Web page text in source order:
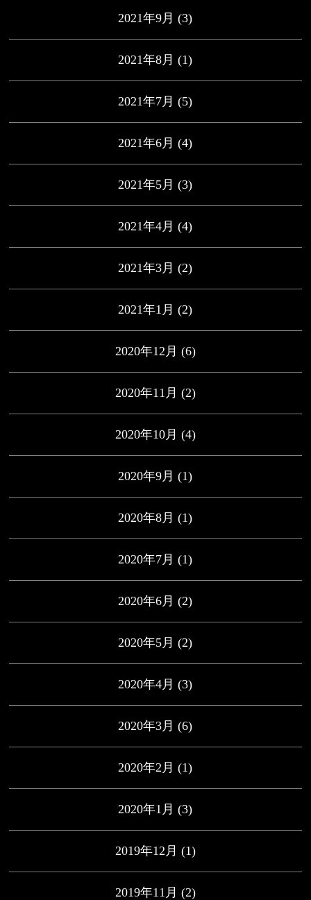
2021年9月 (3)
2021年8月 (1)
2021年7月 (5)
2021年6月 (4)
2021年5月 (3)
2021年4月 (4)
2021年3月 (2)
2021年1月 (2)
2020年12月 (6)
2020年11月 (2)
2020年10月 (4)
2020年9月 (1)
2020年8月 (1)
2020年7月 (1)
2020年6月 (2)
2020年5月 (2)
2020年4月 (3)
2020年3月 (6)
2020年2月 (1)
2020年1月 (3)
2019年12月 (1)
2019年11月 (2)